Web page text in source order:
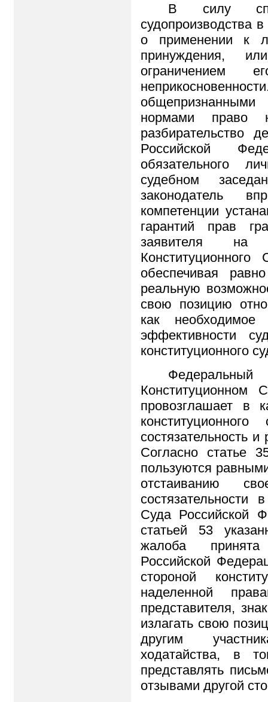
В силу
судопроизводства
о применении к
принуждения,
нормами право
разбирательство
Российской
обязательного
судебном
законодатель
компетенции
гарантий прав
заявителя на
обеспечивая
реальную
свою позицию
как необходимое
эффективности
конституционного
Федеральный
Конституционном
провозглашает в
конституционного
состязательность
Согласно статье
пользуются
отстаиванию
состязательности
Суда Российской
статьей 53
жалоба
Российской
стороной
наделенной
представителя,
излагать свою
другим
ходатайства, в
представлять
отзывами другой